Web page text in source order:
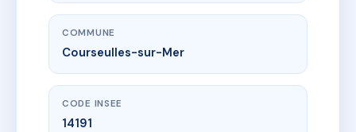
COMMUNE
Courseulles-sur-Mer
CODE INSEE
14191